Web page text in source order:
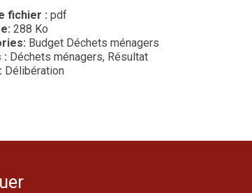
fichier : pdf
288 Ko
Budget Déchets ménagers
: Déchets ménagers, Résultat
Délibération